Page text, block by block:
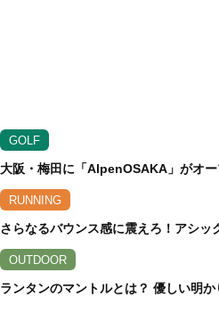
GOLF
大阪・梅田に「AlpenOSAKA」がオ
RUNNING
さらなるバウンス感に震えろ！アシ
OUTDOOR
ランタンのマントルとは？ 優しい明